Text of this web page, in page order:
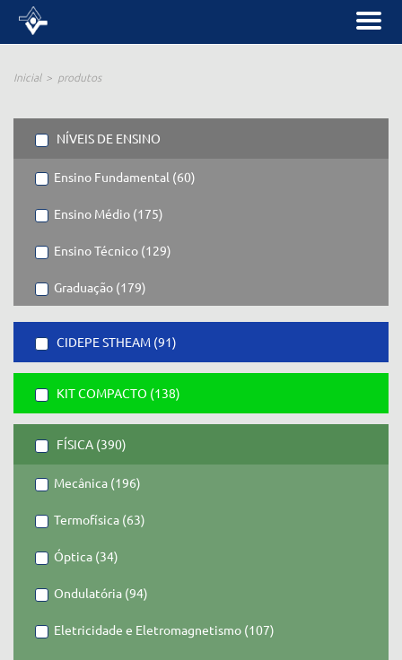
Inicial produtos
NÍVEIS DE ENSINO
Ensino Fundamental (60)
Ensino Médio (175)
Ensino Técnico (129)
Graduação (179)
CIDEPE STHEAM (91)
KIT COMPACTO (138)
FÍSICA (390)
Mecânica (196)
Termofísica (63)
Óptica (34)
Ondulatória (94)
Eletricidade e Eletromagnetismo (107)